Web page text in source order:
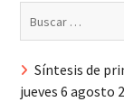
Síntesis de
jueves 6 agosto